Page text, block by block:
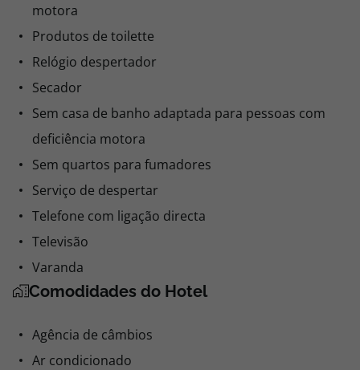
motora
Produtos de toilette
Relógio despertador
Secador
Sem casa de banho adaptada para pessoas com
deficiência motora
Sem quartos para fumadores
Serviço de despertar
Telefone com ligação directa
Televisão
Varanda
Comodidades do Hotel
Agência de câmbios
Ar condicionado